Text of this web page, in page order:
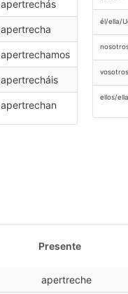
apertrechás
apertrecha
apertrechamos
apertrecháis
apertrechan
él/ella/
vosotros
ellos/
Presente
apertreche